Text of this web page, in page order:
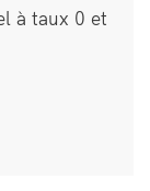
à taux 0 et